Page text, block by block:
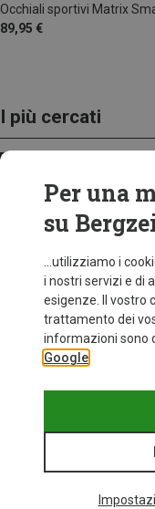
Occhiali sportivi Matrix
89,95 €
I più cercati
Per una
su
...utilizziamo i
i nostri servizi e di
esigenze. Il vostro
trattamento dei
informazioni sono
Google